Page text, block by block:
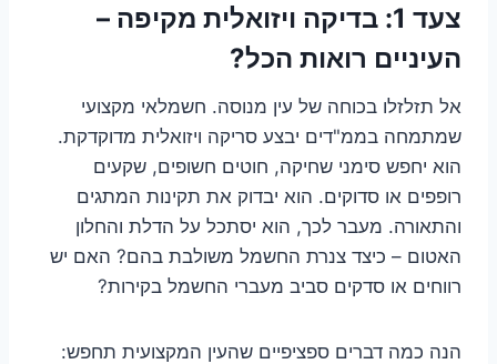
צעד 1: בדיקה ויזואלית מקיפה –
העיניים רואות הכל?
אל תזלזלו בכוחה של עין מנוסה. חשמלאי מקצועי
שמתמחה בממ"דים יבצע סריקה ויזואלית מדוקדקת.
הוא יחפש סימני שחיקה, חוטים חשופים, שקעים
רופפים או סדוקים. הוא יבדוק את תקינות המתגים
והתאורה. מעבר לכך, הוא יסתכל על הדלת והחלון
האטום – כיצד צנרת החשמל משולבת בהם? האם יש
רווחים או סדקים סביב מעברי החשמל בקירות?
הנה כמה דברים ספציפיים שהעין המקצועית תחפש: